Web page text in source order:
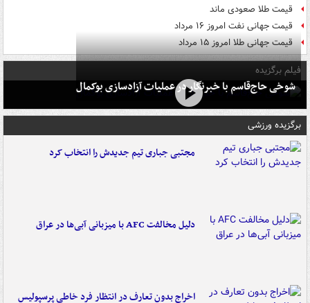
قیمت طلا صعودی ماند
قیمت جهانی نفت امروز ۱۶ مرداد
قیمت جهانی طلا امروز ۱۵ مرداد
فیلم برگزیده
شوخی حاج‌قاسم با خبرنگار در عملیات آزادسازی بوکمال
برگزیده ورزشی
مجتبی جباری تیم جدیدش را انتخاب کرد
دلیل مخالفت AFC با میزبانی آبی‌ها در عراق
اخراج بدون تعارف در انتظار فرد خاطی پرسپولیس